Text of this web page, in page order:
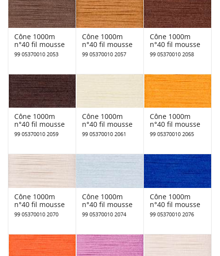
Cône 1000m
n°40 fil mousse
99 05370010 2053
Cône 1000m
n°40 fil mousse
99 05370010 2057
Cône 1000m
n°40 fil mousse
99 05370010 2058
Cône 1000m
n°40 fil mousse
99 05370010 2059
Cône 1000m
n°40 fil mousse
99 05370010 2061
Cône 1000m
n°40 fil mousse
99 05370010 2065
Cône 1000m
n°40 fil mousse
99 05370010 2070
Cône 1000m
n°40 fil mousse
99 05370010 2074
Cône 1000m
n°40 fil mousse
99 05370010 2076